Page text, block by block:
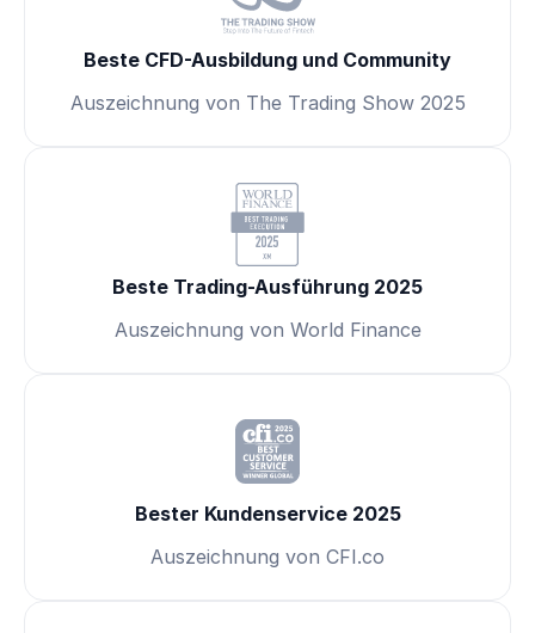
Beste CFD-Ausbildung und Community
Auszeichnung von The Trading Show 2025
Beste Trading-Ausführung 2025
Auszeichnung von World Finance
Bester Kundenservice 2025
Auszeichnung von CFI.co